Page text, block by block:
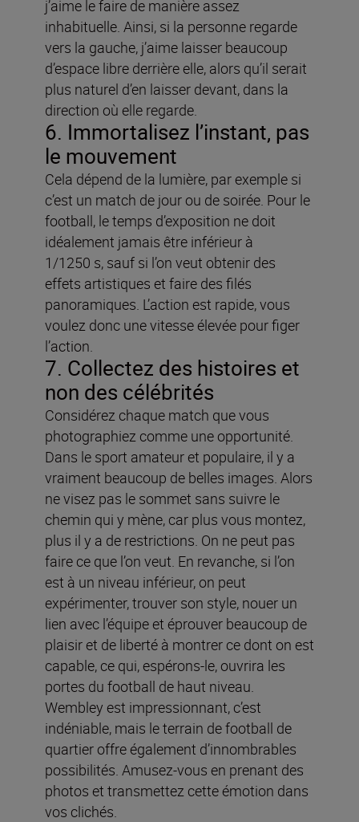
j’aime le faire de manière assez
inhabituelle. Ainsi, si la personne regarde
vers la gauche, j’aime laisser beaucoup
d’espace libre derrière elle, alors qu’il serait
plus naturel d’en laisser devant, dans la
direction où elle regarde.
6. Immortalisez l’instant, pas
le mouvement
Cela dépend de la lumière, par exemple si
c’est un match de jour ou de soirée. Pour le
football, le temps d’exposition ne doit
idéalement jamais être inférieur à
1/1250 s, sauf si l’on veut obtenir des
effets artistiques et faire des filés
panoramiques. L’action est rapide, vous
voulez donc une vitesse élevée pour figer
l’action.
7. Collectez des histoires et
non des célébrités
Considérez chaque match que vous
photographiez comme une opportunité.
Dans le sport amateur et populaire, il y a
vraiment beaucoup de belles images. Alors
ne visez pas le sommet sans suivre le
chemin qui y mène, car plus vous montez,
plus il y a de restrictions. On ne peut pas
faire ce que l’on veut. En revanche, si l’on
est à un niveau inférieur, on peut
expérimenter, trouver son style, nouer un
lien avec l’équipe et éprouver beaucoup de
plaisir et de liberté à montrer ce dont on est
capable, ce qui, espérons-le, ouvrira les
portes du football de haut niveau.
Wembley est impressionnant, c’est
indéniable, mais le terrain de football de
quartier offre également d’innombrables
possibilités. Amusez-vous en prenant des
photos et transmettez cette émotion dans
vos clichés.